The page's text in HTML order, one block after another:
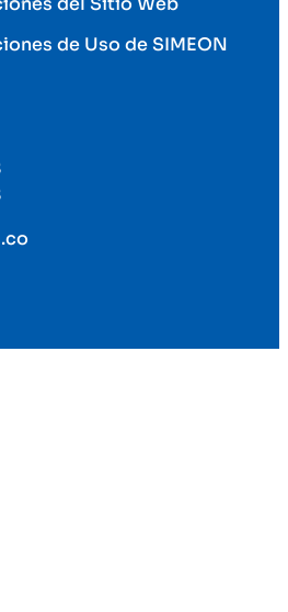
de Uso de SIMEON